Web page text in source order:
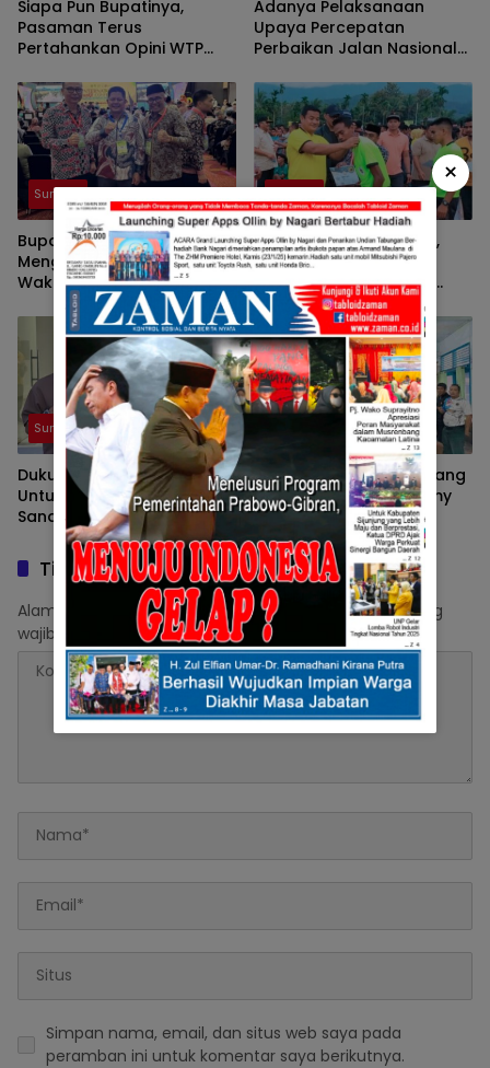
Siapa Pun Bupatinya,
Pasaman Terus
Pertahankan Opini WTP
Adanya Pelaksanaan
Upaya Percepatan
Perbaikan Jalan Nasional
Peran Aktif Kepala Daerah
Sumbar
Bupati Welly Suhery
Menghadiri Konferensi
Wakaf Guna Pemahaman
Wakaf Produktif Di Tingkat
Nasional
Tommy Irawan Sandra,
Sosok Muda Yang
Berpengalaman Bakal
Nahkodai KONI Sumbar
Sumbar
Dukungan Terus Mengalir
Untuk Tommy Irawan
Sandra Menjadi Ketum
KONI Sumbar
Sebagai Sosok Muda Yang
Berpengalaman, Tommy
Irawan Sandra Bakal
Mampu Memimpin KONI
Sumbar
Tinggalkan Balasan
Alamat email Anda tidak akan dipublikasikan. Ruas yang
wajib ditandai
Simpan nama, email, dan situs web saya pada
peramban ini untuk komentar saya berikutnya.
×